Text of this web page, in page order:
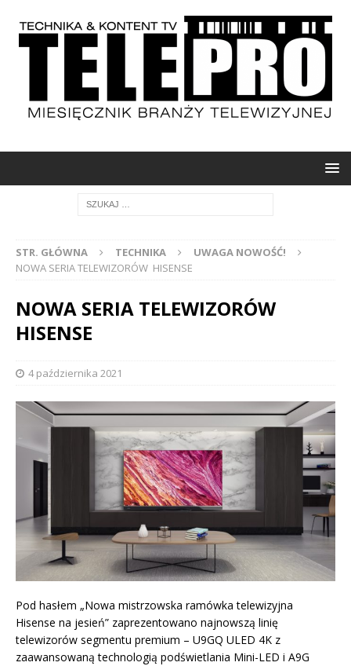
STR. GŁÓWNA TECHNIKA
UWAGA NOWOŚĆ!
NOWA SERIA TELEWIZORÓW HISENSE
NOWA SERIA TELEWIZORÓW
HISENSE
4 października 2021
Pod hasłem „Nowa mistrzowska ramówka telewizyjna
Hisense na jesień” zaprezentowano najnowszą linię
telewizorów segmentu premium – U9GQ ULED 4K z
zaawansowaną technologią podświetlania Mini-LED i A9G